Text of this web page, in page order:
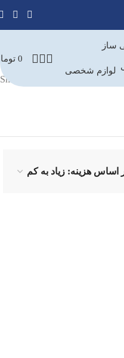
ساز
لوازم شخصی
0
Showing all 2 results